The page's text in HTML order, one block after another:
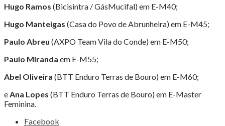
Hugo Ramos (Bicisintra / GásMucifal) em E-M40;
Hugo Manteigas (Casa do Povo de Abrunheira) em E-M45;
Paulo Abreu (AXPO Team Vila do Conde) em E-M50;
Paulo Miranda em E-M55;
Abel Oliveira (BTT Enduro Terras de Bouro) em E-M60;
e Ana Lopes (BTT Enduro Terras de Bouro) em E-Master
Feminina.
Share
Facebook